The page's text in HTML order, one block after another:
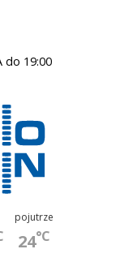
do 19:00
pojutrze
24°C